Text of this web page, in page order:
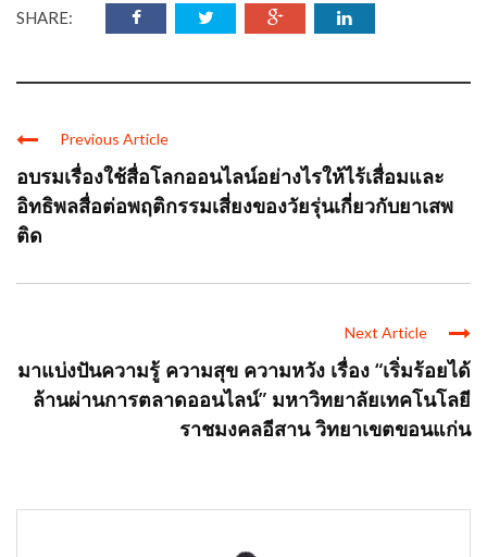
SHARE:
Previous Article
อบรมเรื่องใช้สื่อโลกออนไลน์อย่างไรให้ไร้เสื่อมและ
อิทธิพลสื่อต่อพฤติกรรมเสี่ยงของวัยรุ่นเกี่ยวกับยาเสพ
ติด
Next Article
มาแบ่งปันความรู้ ความสุข ความหวัง เรื่อง “เริ่มร้อยได้
ล้านผ่านการตลาดออนไลน์” มหาวิทยาลัยเทคโนโลยี
ราชมงคลอีสาน วิทยาเขตขอนแก่น